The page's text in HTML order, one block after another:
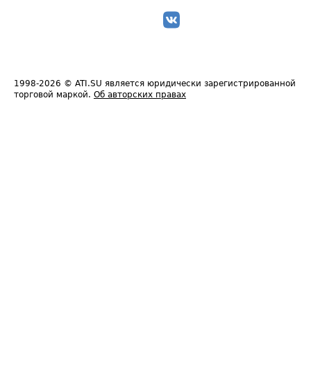
1998-2026 © ATI.SU является юридически зарегистрированной
торговой маркой. Об авторских правах